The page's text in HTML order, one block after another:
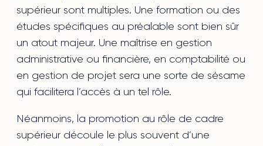
supérieur sont multiples. Une formation ou des
études spécifiques au préalable sont bien sûr
un atout majeur. Une maîtrise en gestion
administrative ou financière, en comptabilité ou
en gestion de projet sera une sorte de sésame
qui facilitera l’accès à un tel rôle.
Néanmoins, la promotion au rôle de cadre
supérieur découle le plus souvent d’une